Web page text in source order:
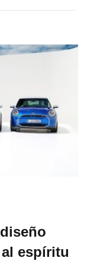
espíritu